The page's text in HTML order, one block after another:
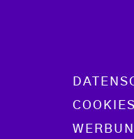
COOKIES